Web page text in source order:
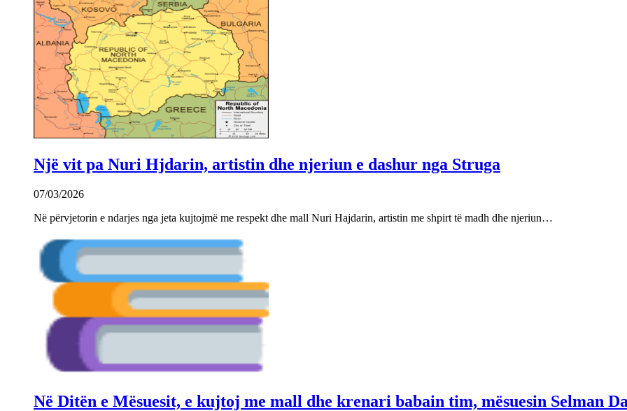
Një vit pa Nuri Hjdarin, artistin dhe njeriun e dashur nga Struga
07/03/2026
Në përvjetorin e ndarjes nga jeta kujtojmë me respekt dhe mall Nuri Hajdarin, artistin me shpirt të madh dhe njeriun…
Në Ditën e Mësuesit, e kujtoj me mall dhe krenari babain tim, mësuesin Selman